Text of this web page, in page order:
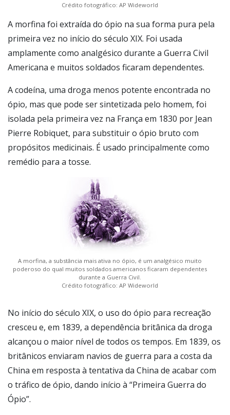
Crédito fotográfico: AP Wideworld
A morfina foi extraída do ópio na sua forma pura pela
primeira vez no início do século XIX. Foi usada
amplamente como analgésico durante a Guerra Civil
Americana e muitos soldados ficaram dependentes.
A codeína, uma droga menos potente encontrada no
ópio, mas que pode ser sintetizada pelo homem, foi
isolada pela primeira vez na França em 1830 por Jean
Pierre Robiquet, para substituir o ópio bruto com
propósitos medicinais. É usado principalmente como
remédio para a tosse.
A morfina, a substância mais ativa no ópio, é um analgésico muito
poderoso do qual muitos soldados americanos ficaram dependentes
durante a Guerra Civil.
Crédito fotográfico: AP Wideworld
No início do século XIX, o uso do ópio para recreação
cresceu e, em 1839, a dependência britânica da droga
alcançou o maior nível de todos os tempos. Em 1839, os
britânicos enviaram navios de guerra para a costa da
China em resposta à tentativa da China de acabar com
o tráfico de ópio, dando início à “Primeira Guerra do
Ópio”.